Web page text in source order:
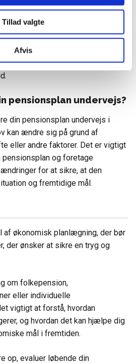
Tillad valgte
Afvis
med at spare op til pension. Jo
mere tid har dine penge til at
investeringer. Tidlig opsparing
for at opbygge en større
pensionsplan undervejs?
din pensionsplan undervejs i
kan ændre sig på grund af
eller andre faktorer. Det er vigtigt
pensionsplan og foretage
for at sikre, at den
og fremtidige mål.
af økonomisk planlægning, der bør
der ønsker at sikre en tryg og
om folkepension,
eller individuelle
vigtigt at forstå, hvordan
og hvordan det kan hjælpe dig
mål i fremtiden.
op, evaluer løbende din